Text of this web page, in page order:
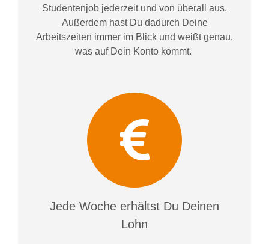
Studentenjob jederzeit und von überall aus.
Außerdem hast Du dadurch Deine
Arbeitszeiten immer im Blick und weißtgenau,
was auf Dein Konto kommt.
Jede Woche erhältst Du Deinen
Lohn